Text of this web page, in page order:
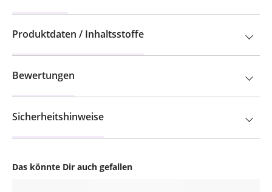
Das könnte Dir auch gefallen
Produktdaten / Inhaltsstoffe
Bewertungen
Sicherheitshinweise